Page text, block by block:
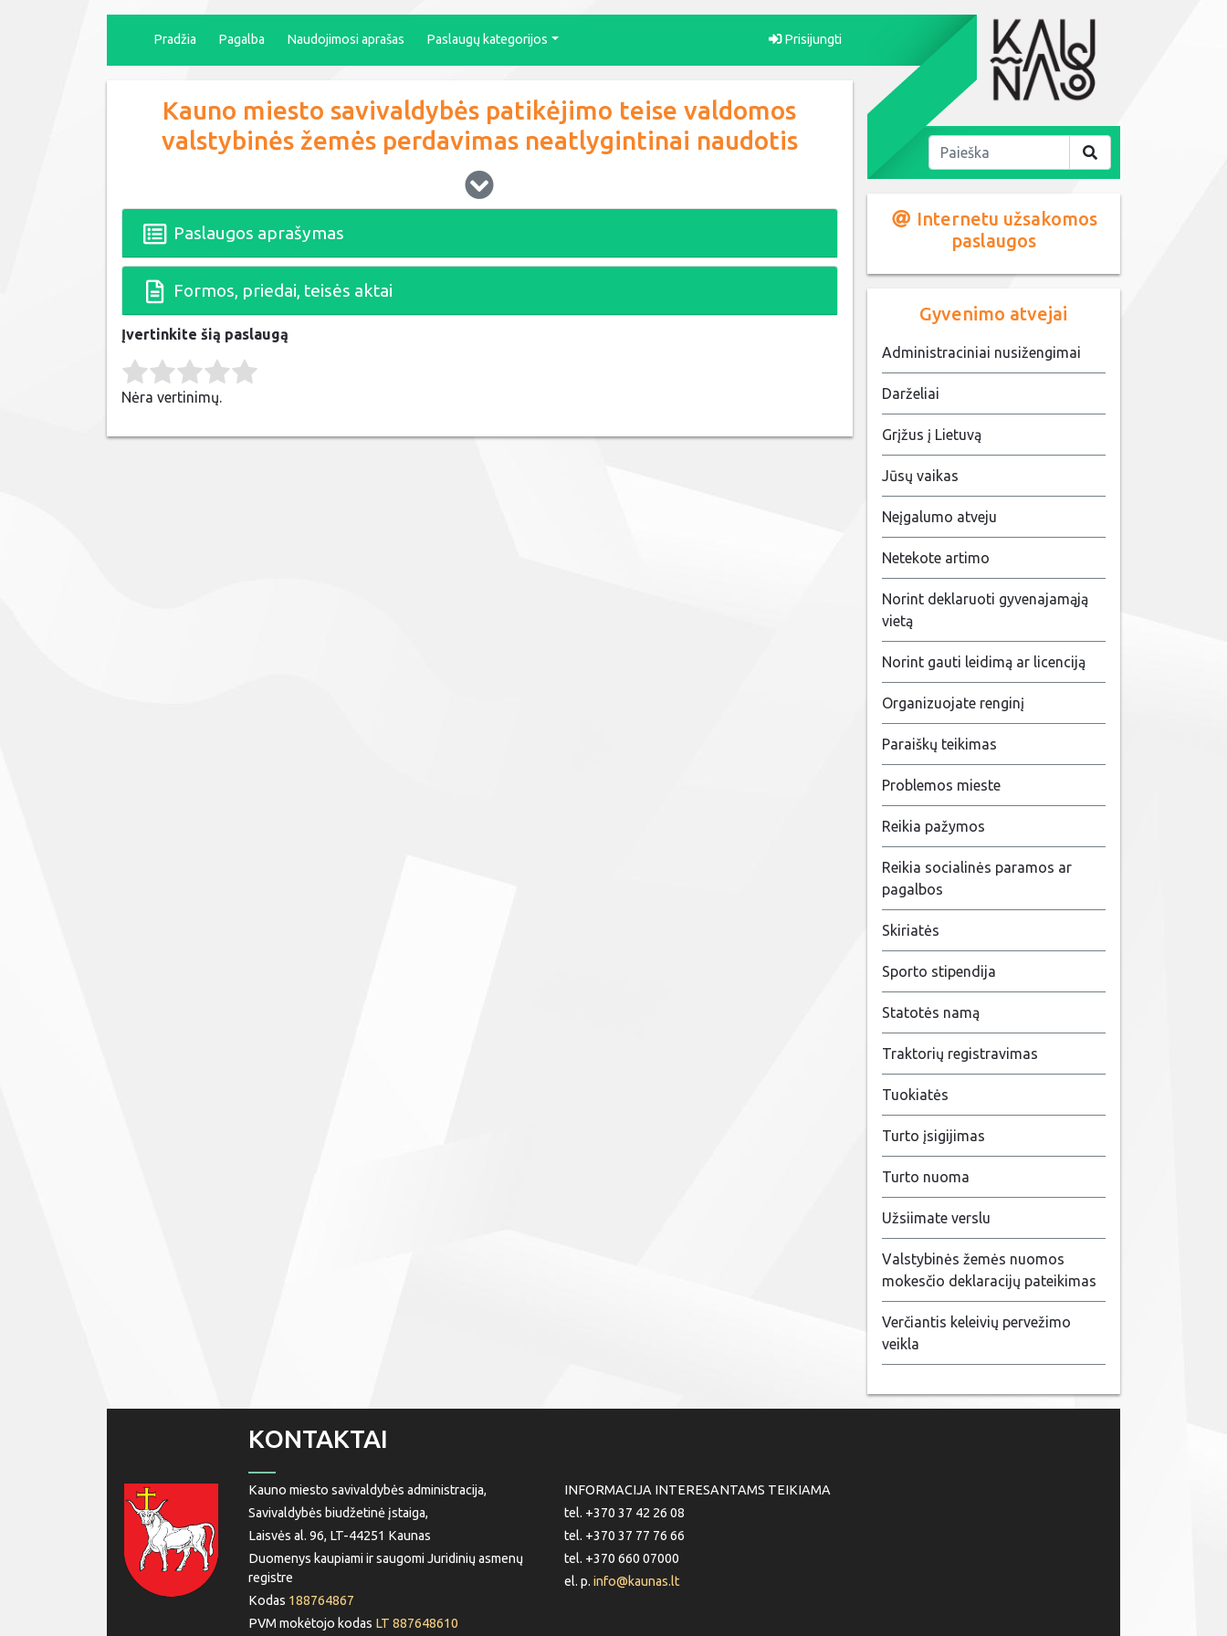
Pradžia Pagalba Naudojimosi aprašas Paslaugų kategorijos Prisijungti
Kauno miesto savivaldybės patikėjimo teise valdomos
valstybinės žemės perdavimas neatlygintinai naudotis
Paslaugos aprašymas
Formos, priedai, teisės aktai
Įvertinkite šią paslaugą
Rate this item:
Nėra vertinimų.
Internetu užsakomos
paslaugos
Gyvenimo atvejai
Administraciniai nusižengimai
Darželiai
Grįžus į Lietuvą
Jūsų vaikas
Neįgalumo atveju
Netekote artimo
Norint deklaruoti gyvenajamąją
vietą
Norint gauti leidimą ar licenciją
Organizuojate renginį
Paraiškų teikimas
Problemos mieste
Reikia pažymos
Reikia socialinės paramos ar
pagalbos
Skiriatės
Sporto stipendija
Statotės namą
Traktorių registravimas
Tuokiatės
Turto įsigijimas
Turto nuoma
Užsiimate verslu
Valstybinės žemės nuomos
mokesčio deklaracijų pateikimas
Verčiantis keleivių pervežimo
veikla
KONTAKTAI
Kauno miesto savivaldybės administracija,
Savivaldybės biudžetinė įstaiga,
Laisvės al. 96, LT-44251 Kaunas
Duomenys kaupiami ir saugomi Juridinių asmenų
registre
Kodas 188764867
PVM mokėtojo kodas LT 887648610
INFORMACIJA INTERESANTAMS TEIKIAMA
tel. +370 37 42 26 08
tel. +370 37 77 76 66
tel. +370 660 07000
el. p. info@kaunas.lt